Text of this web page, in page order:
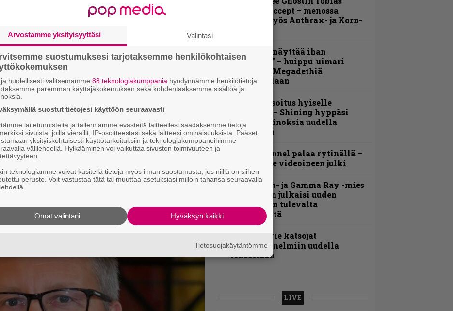
biisi, mutta myös paljon melkoisen
Vaikka kappaleissa on pyritty pitämään yllä
ettei levyllä tapahdu oikein mitään.
Forgelta Accept – menossa
mukana myös Anthrax- ja Korn-
”Mitalini näyttää ihan
plektralta” – huippu-uimari
jamittelee Megadethiä
palkinnollaan
Kunnianosoitus hyiselle
Pohjolalle – Shining hyppäsi
keskelle kinoksia uudella
videollaan
Blind Channel palaa rytinällä –
tuplasingle videoineen julki
Helloween- ja Gamma Ray -mies
Kai Hansen julkaisi uuden
maistiaisen tulevalta
soololevyltä
Anthrax vie katsojat
keikkatunnelmiin uudella
videollaan
LIVE
Arvostamme yksityisyyttäsi Valintasi
suostumuksesi tarjotaksemme henkilökohtaisen
huolellisesti valitsemamme 88 teknologiakumppania hyödynnämme henkilötietoja
paremman käyttäjäkokemuksen sekä kohdentaaksemme sisältöä ja
suostut tietojesi käyttöön seuraavasti
laitetunnisteita ja tallennamme evästeitä laitteellesi saadaksemme tietoja
sivuista, joilla vierailit, IP-osoitteestasi sekä laitteesi ominaisuuksista. Pääset
yksityiskohtaisesti käyttötarkoituksiin ja teknologiakumppaneihimme
välilehdellä. Hylkääminen voi vaikuttaa sivuston toimivuuteen ja
teknologiamme voivat käsitellä tietoja myös ilman suostumusta, jos niillä on siihen
peruste. Voit vastustaa tätä tai muuttaa asetuksiasi milloin tahansa seuraavalla
Hyväksyn kaikki
Omat valintani
Tietosuojakäytäntömme